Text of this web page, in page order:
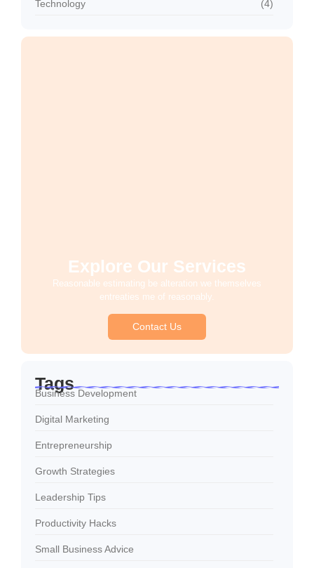
Technology (4)
Explore Our Services
Reasonable estimating be alteration we themselves
entreaties me of reasonably.
Contact Us
Tags
Business Development
Digital Marketing
Entrepreneurship
Growth Strategies
Leadership Tips
Productivity Hacks
Small Business Advice